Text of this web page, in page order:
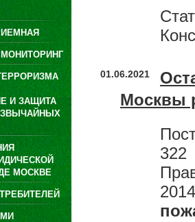
И ЗАЩИТА
МОСКВЕ
01.06.2021
Москвы